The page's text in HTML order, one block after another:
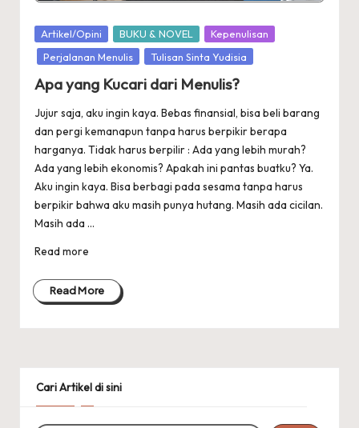
Posted
in
Artikel/Opini BUKU & NOVEL
Kepenulisan
Perjalanan Menulis
Tulisan Sinta Yudisia
Apa yang Kucari dari Menulis?
Jujur saja, aku ingin kaya. Bebas finansial, bisa beli barang
dan pergi kemanapun tanpa harus berpikir berapa
harganya. Tidak harus berpilir : Ada yang lebih murah?
Ada yang lebih ekonomis? Apakah ini pantas buatku? Ya.
Aku ingin kaya. Bisa berbagi pada sesama tanpa harus
berpikir bahwa aku masih punya hutang. Masih ada cicilan.
Masih ada ...
Read more
Read More
Cari Artikel di sini